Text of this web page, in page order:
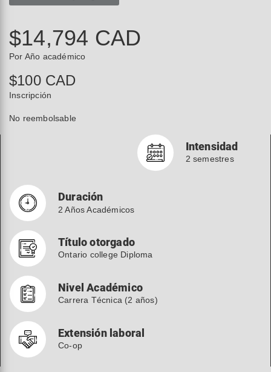
$14,794 CAD
Por Año académico
$100 CAD
Inscripción
No reembolsable
Duración
2 Años Académicos
Intensidad
2 semestres
Título otorgado
Ontario college Diploma
Nivel Académico
Carrera Técnica (2 años)
Extensión laboral
Co-op